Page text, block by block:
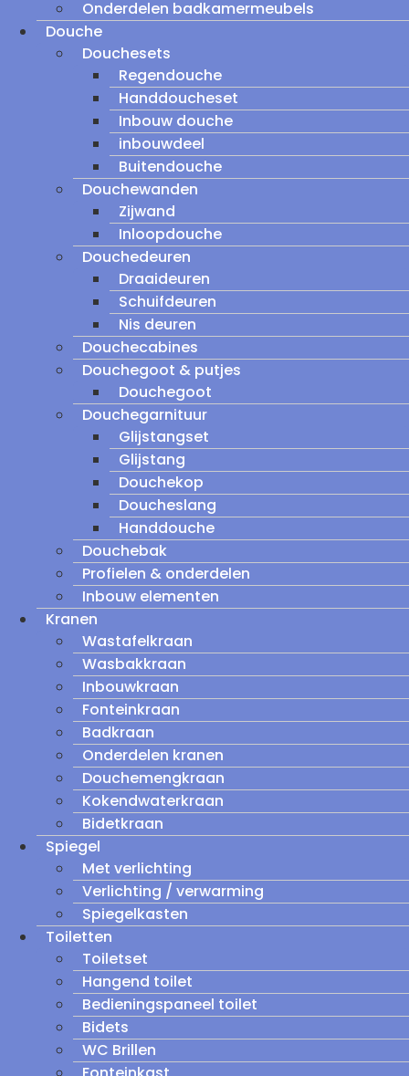
Onderdelen badkamermeubels
Douche
Douchesets
Regendouche
Handdoucheset
Inbouw douche
inbouwdeel
Buitendouche
Douchewanden
Zijwand
Inloopdouche
Douchedeuren
Draaideuren
Schuifdeuren
Nis deuren
Douchecabines
Douchegoot & putjes
Douchegoot
Douchegarnituur
Glijstangset
Glijstang
Douchekop
Doucheslang
Handdouche
Douchebak
Profielen & onderdelen
Inbouw elementen
Kranen
Wastafelkraan
Wasbakkraan
Inbouwkraan
Fonteinkraan
Badkraan
Onderdelen kranen
Douchemengkraan
Kokendwaterkraan
Bidetkraan
Spiegel
Met verlichting
Verlichting / verwarming
Spiegelkasten
Toiletten
Toiletset
Hangend toilet
Bedieningspaneel toilet
Bidets
WC Brillen